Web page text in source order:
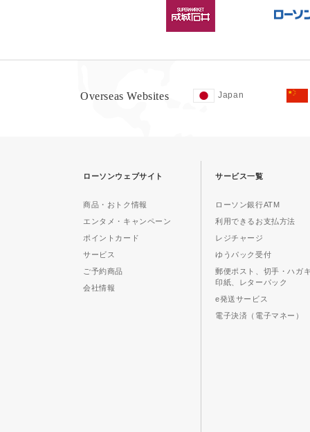
Overseas Websites Japan
ローソンウェブサイト
商品・おトク情報
エンタメ・キャンペーン
ポイントカード
サービス
ご予約商品
会社情報
サービス一覧
ローソン銀行ATM
利用できるお支払方法
レジチャージ
ゆうパック受付
郵便ポスト、切手・ハガ
印紙、レターパック
e発送サービス
電子決済（電子マネー）